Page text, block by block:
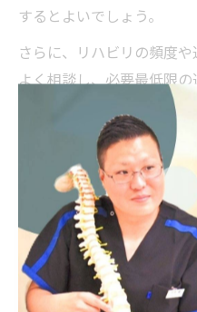
するとよいでしょう。
さらに、リハビリの頻度
よく相談し、必要最低限
るよう調整することが費
不安がある場合は、地域
相談するのも有効です。
交通事故リハビリ費用と
交通事故後のリハビリ費
されますが、適用にはい
ず、保険会社が指定する